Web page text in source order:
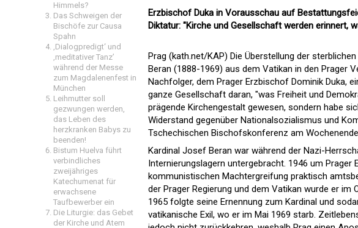
Himmels?
Das Schweigen der
Bischöfe zur Causa
Spahn
‚Dialogpredigt‘ und
‚meditativer Tanz’
während der Messe
zum Magdalenenfest in
München
Leihmutter soll
gezwungen werden,
das Leben des
herzkranken Babys zu
beenden!
Bistum Huelva führt
verbindliches
zweijähriges
Katechumenat für
erwachsene
Taufbewerber ein
Die Liturgie: das Gebet
der Kirche und Atem
Erzbischof Duka in Vorausschau auf
Diktatur: "Kirche und Gesellschaft werden erinnert,
Prag (kath.net/KAP) Die Überstellung der
Beran (1888-1969) aus dem Vatikan in den Prager
Nachfolger, dem Prager Erzbischof Dominik Duka,
ganze Gesellschaft daran, "was Freiheit und
prägende Kirchengestalt gewesen, sondern habe
Widerstand gegenüber Nationalsozialismus und
Tschechischen Bischofskonferenz am
Kardinal Josef Beran war während der Nazi-
Internierungslagern untergebracht. 1946 um
kommunistischen Machtergreifung praktisch
der Prager Regierung und dem Vatikan wurde er im
1965 folgte seine Ernennung zum Kardinal und
vatikanische Exil, wo er im Mai 1969 starb.